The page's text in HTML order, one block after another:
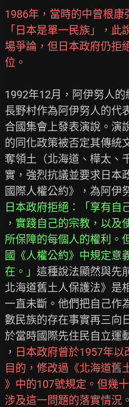
1986年，當時的中曾根
「日本是單一民族」，此
場爭論，但日本政府仍拒
位。
1992年12月，阿伊努人
長野村作為阿伊努人的代
合國集會上發表演說。演
的同化政策被否定其傳統
奪領土（北海道、樺太、
實，強烈抗議並要求日本
國際人權公約》，為阿伊
日本政府拒絕：「享有自
，實踐自己的宗教，以及
所保障的每個人的權利。
國《人權公約》中規定意
在。」 這種說法顯然與先
北海道舊土人保護法》是
一直未斷。他們把自己作
數民族的存在事實再三向
於當時國際先住民自立運
， 日本政府曾於1957年
目的，修改過《北海道舊
》中的107號規定。但幾
涉及這一問題的落實情況